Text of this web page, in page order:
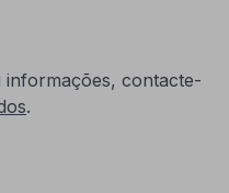
informações, contacte-
.